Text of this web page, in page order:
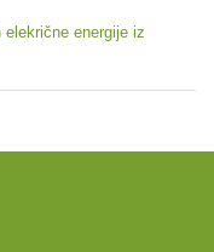
energije iz